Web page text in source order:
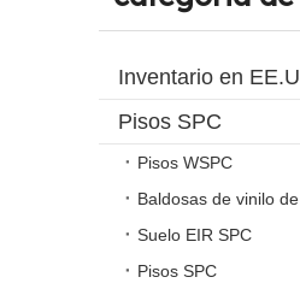
Inventario en
Pisos SPC
Pisos WSPC
Suelo EIR SPC
Pisos SPC